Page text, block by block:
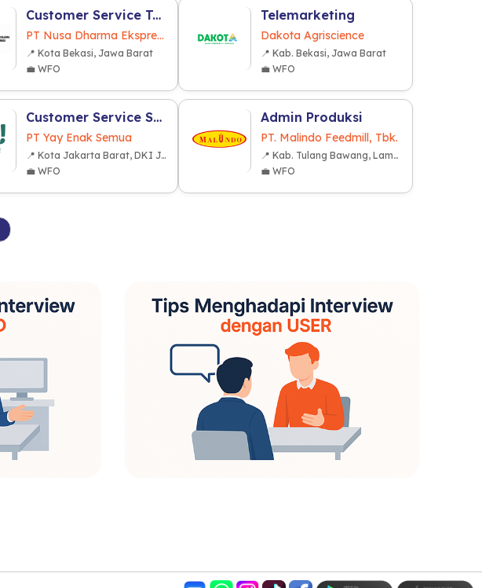
Customer Service Team (CST) Leader
PT Nusa Dharma Ekspresindo
📍 Kota Bekasi, Jawa Barat
💼 WFO
Telemarketing
Dakota Agriscience
📍 Kab. Bekasi, Jawa Barat
💼 WFO
Customer Service Social Media (F&B Industry)
PT Yay Enak Semua
📍 Kota Jakarta Barat, DKI Jakarta
💼 WFO
Admin Produksi
PT. Malindo Feedmill, Tbk.
📍 Kab. Tulang Bawang, Lampung
💼 WFO